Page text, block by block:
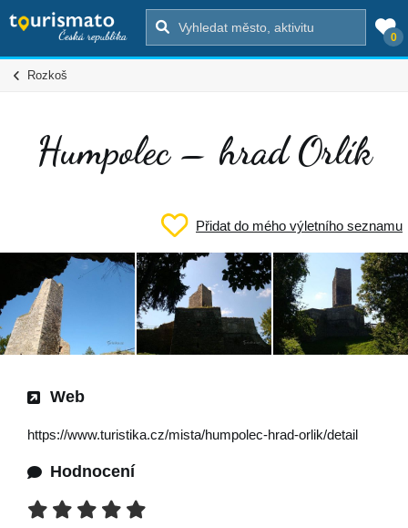
0
Rozkoš
Humpolec – hrad Orlík
Přidat do mého výletního seznamu
Web
https://www.turistika.cz/mista/humpolec-hrad-orlik/detail
Hodnocení